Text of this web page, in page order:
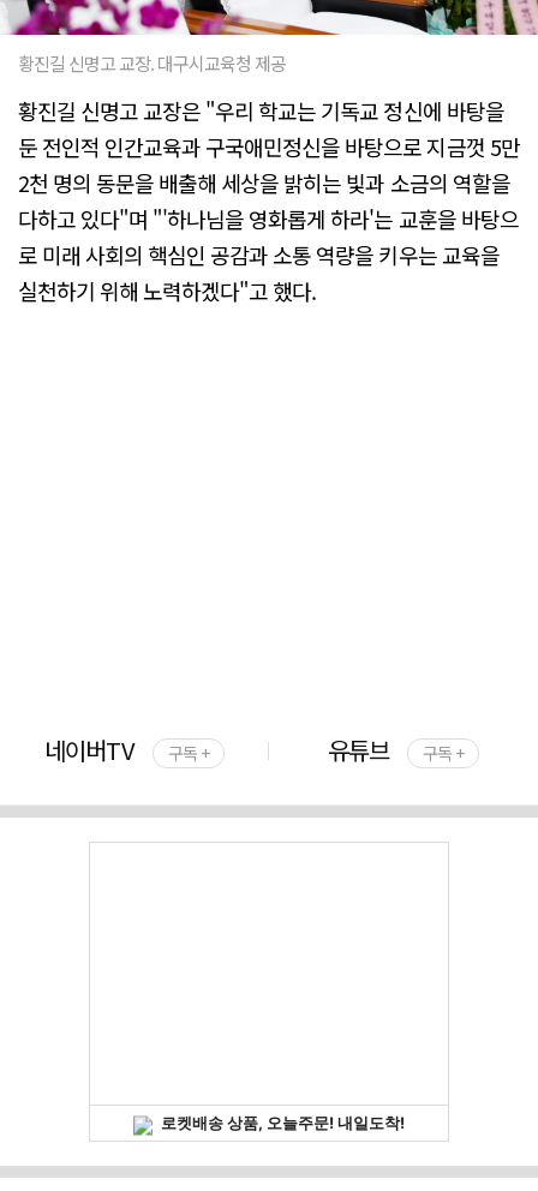
황진길 신명고 교장. 대구시교육청 제공
황진길 신명고 교장은 "우리 학교는 기독교 정신에 바탕을
둔 전인적 인간교육과 구국애민정신을 바탕으로 지금껏 5만
2천 명의 동문을 배출해 세상을 밝히는 빛과 소금의 역할을
다하고 있다"며 "'하나님을 영화롭게 하라'는 교훈을 바탕으
로 미래 사회의 핵심인 공감과 소통 역량을 키우는 교육을
실천하기 위해 노력하겠다"고 했다.
네이버TV 구독 + 유튜브 구독 +